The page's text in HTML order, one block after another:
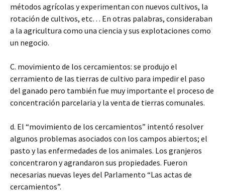
métodos agrícolas y experimentan con nuevos cultivos, la
rotación de cultivos, etc… En otras palabras, consideraban
a la agricultura como una ciencia y sus explotaciones como
un negocio.
C. movimiento de los cercamientos: se produjo el
cerramiento de las tierras de cultivo para impedir el paso
del ganado pero también fue muy importante el proceso de
concentración parcelaria y la venta de tierras comunales.
d. El “movimiento de los cercamientos” intentó resolver
algunos problemas asociados con los campos abiertos; el
pasto y las enfermedades de los animales. Los granjeros
concentraron y agrandaron sus propiedades. Fueron
necesarias nuevas leyes del Parlamento “Las actas de
cercamientos”.